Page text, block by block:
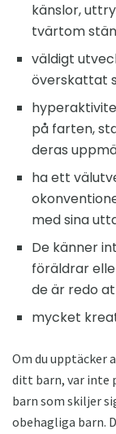
känslor,
tvärtom
väldigt
överskattat
på farten,
deras
ha ett
med sina
De känner
föräldrar
de är redo
mycket
Om du upptäcker
ditt barn, var inte
barn som skiljer
obehagliga barn.